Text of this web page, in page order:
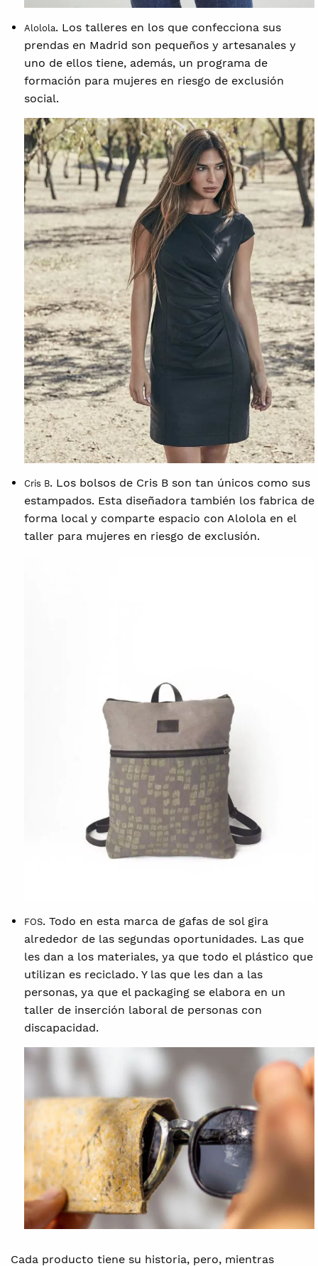
Alolola. Los talleres en los que confecciona sus
prendas en Madrid son pequeños y artesanales y
uno de ellos tiene, además, un programa de
formación para mujeres en riesgo de exclusión
social.
Cris B. Los bolsos de Cris B son tan únicos como sus
estampados. Esta diseñadora también los fabrica de
forma local y comparte espacio con Alolola en el
taller para mujeres en riesgo de exclusión.
FOS. Todo en esta marca de gafas de sol gira
alrededor de las segundas oportunidades. Las que
les dan a los materiales, ya que todo el plástico que
utilizan es reciclado. Y las que les dan a las
personas, ya que el packaging se elabora en un
taller de inserción laboral de personas con
discapacidad.
Cada producto tiene su historia, pero, mientras